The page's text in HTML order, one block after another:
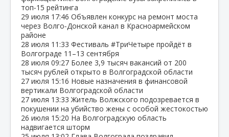
топ‑15 рейтинга
29 июля 17:46 Объявлен конкурс на ремонт моста
через Волго‑Донской канал в Красноармейском
районе
28 июля 11:33 Фестиваль #ТриЧетыре пройдёт в
Волгограде 11–13 сентября
28 июля 09:27 Более 3,9 тысяч вакансий от 200
тысяч рублей открыто в Волгоградской области
27 июля 15:16 Новые назначения в финансовой
вертикали Волгоградской области
27 июля 13:33 Житель Волжского подозревается в
покушении на убийство жены с особой жестокостью
26 июля 15:20 На Волгоградскую область
надвигается шторм